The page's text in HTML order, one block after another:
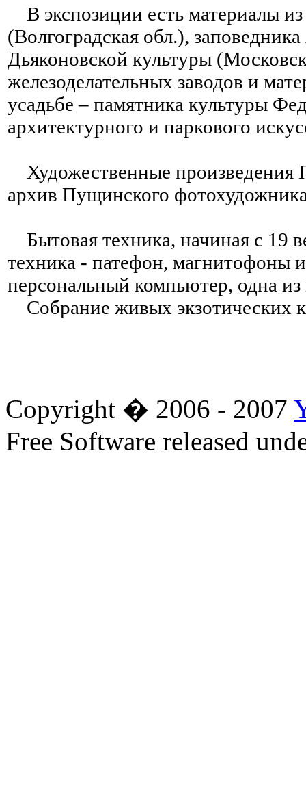
В экспозиции есть материалы
(Волгоградская обл.),
Дьяконовской культуры
железоделательных заводов и
усадьбе – памятника культуры
архитектурного и паркового
Художественные произведения
архив Пущинского
Бытовая техника, начиная с 19
техника - патефон, магнитофоны
персональный компьютер, одна
Собрание живых экзотических
Copyright � 2006 - 2007
Free Software released